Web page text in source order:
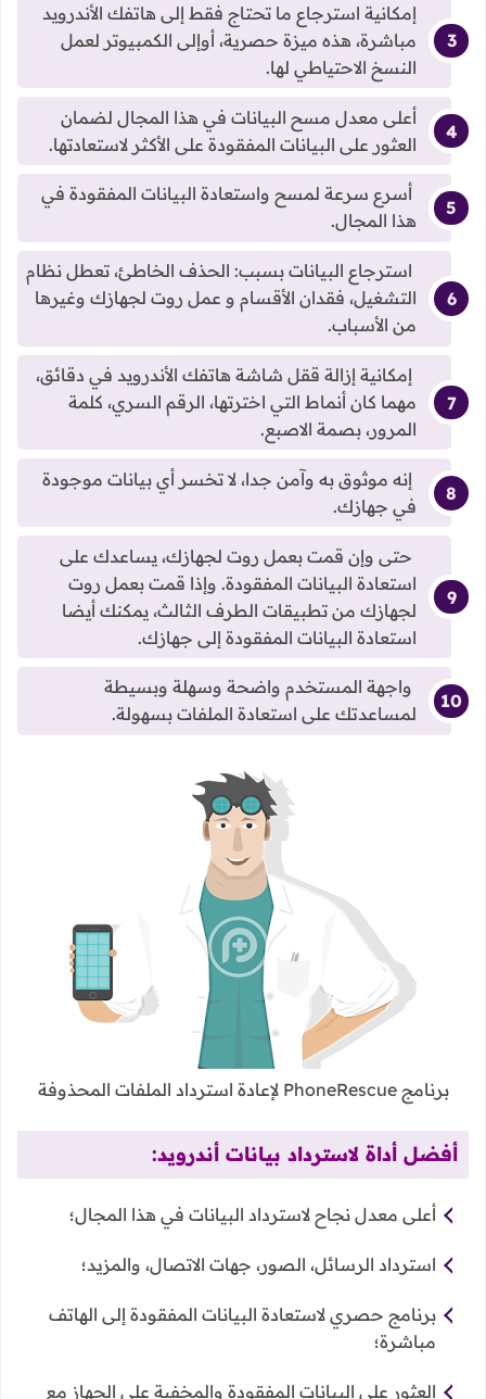
إمكانية استرجاع ما تحتاج فقط إلى هاتفك الأندرويد
مباشرة، هذه ميزة حصرية، أوإلى الكمبيوتر لعمل
النسخ الاحتياطي لها.
أعلى معدل مسح البيانات في هذا المجال لضمان
العثور على البيانات المفقودة على الأكثر لاستعادتها.
أسرع سرعة لمسح واستعادة البيانات المفقودة في
هذا المجال.
استرجاع البيانات بسبب: الحذف الخاطئ، تعطل نظام
التشغيل، فقدان الأقسام و عمل روت لجهازك وغيرها
من الأسباب.
إمكانية إزالة ققل شاشة هاتفك الأندرويد في دقائق،
مهما كان أنماط التي اخترتها، الرقم السري، كلمة
المرور، بصمة الاصبع.
إنه موثوق به وآمن جدا، لا تخسر أي بيانات موجودة
في جهازك.
حتى وإن قمت بعمل روت لجهازك، يساعدك على
استعادة البيانات المفقودة. وإذا قمت بعمل روت
لجهازك من تطبيقات الطرف الثالث، يمكنك أيضا
استعادة البيانات المفقودة إلى جهازك.
واجهة المستخدم واضحة وسهلة وبسيطة
لمساعدتك على استعادة الملفات بسهولة.
برنامج PhoneRescue لإعادة استرداد الملفات المحذوفة
أفضل أداة لاسترداد بيانات أندرويد:
أعلى معدل نجاح لاسترداد البيانات في هذا المجال؛
استرداد الرسائل، الصور، جهات الاتصال، والمزيد؛
برنامج حصري لاستعادة البيانات المفقودة إلى الهاتف
مباشرة؛
العثور على البيانات المفقودة والمخفية على الجهاز مع